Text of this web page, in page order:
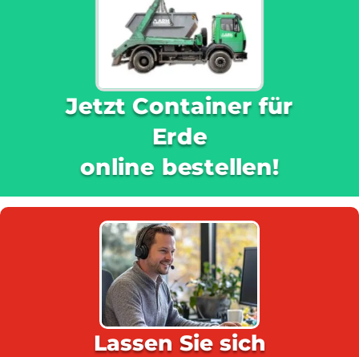
Jetzt Container für
Erde
online bestellen!
Lassen Sie sich